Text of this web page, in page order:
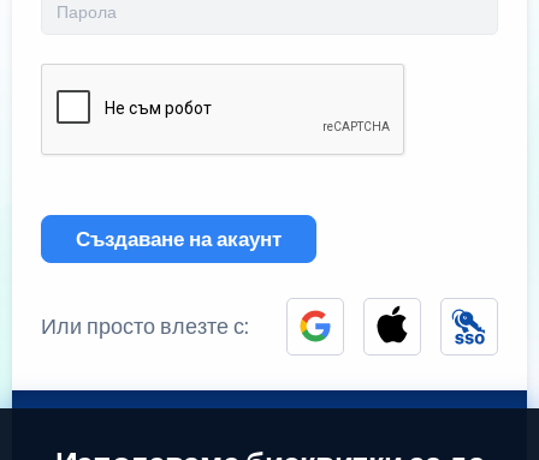
Създаване на акаунт
Или просто влезте с: